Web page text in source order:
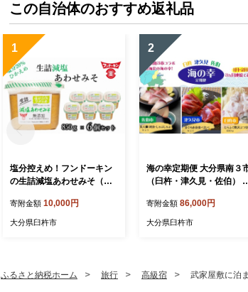
この自治体のおすすめ返礼品
1
塩分控えめ！フンドーキン
の生詰減塩あわせみそ（計
寄附金額 10,000円
大分県臼杵市
2
海の幸定期便 大分県南３
（臼杵・津久見・佐伯）
マグロ とらふぐ ブリ
寄附金額 86,000円
大分県臼杵市
ふるさと納税ホーム 旅行 高級宿 武家屋敷に泊